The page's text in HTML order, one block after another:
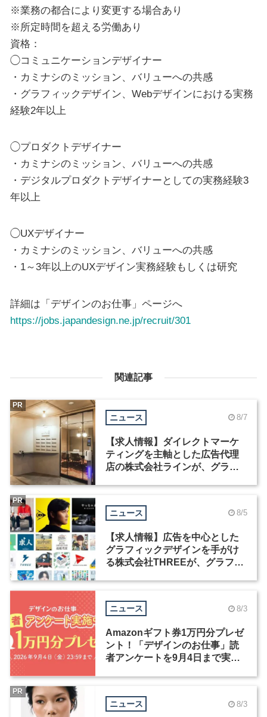
※業務の都合により変更する場合あり
※所定時間を超える労働あり
資格：
◯コミュニケーションデザイナー
・カミナシのミッション、バリューへの共感
・グラフィックデザイン、Webデザインにおける実務
経験2年以上
◯プロダクトデザイナー
・カミナシのミッション、バリューへの共感
・デジタルプロダクトデザイナーとしての実務経験3
年以上
◯UXデザイナー
・カミナシのミッション、バリューへの共感
・1～3年以上のUXデザイン実務経験もしくは研究
詳細は「デザインのお仕事」ページへ
https://jobs.japandesign.ne.jp/recruit/301
関連記事
ニュース 8/7
【求人情報】ダイレクトマーケ
ティングを主軸とした広告代理
店の株式会社ラインが、グラフ
PR
ニュース 8/5
【求人情報】広告を中心とした
グラフィックデザインを手がけ
る株式会社THREEが、グラフィ
PR
ニュース 8/3
Amazonギフト券1万円分プレゼ
ント！「デザインのお仕事」読
者アンケートを9月4日まで実施
ニュース 8/3
PR